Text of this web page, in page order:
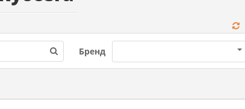
Бренд